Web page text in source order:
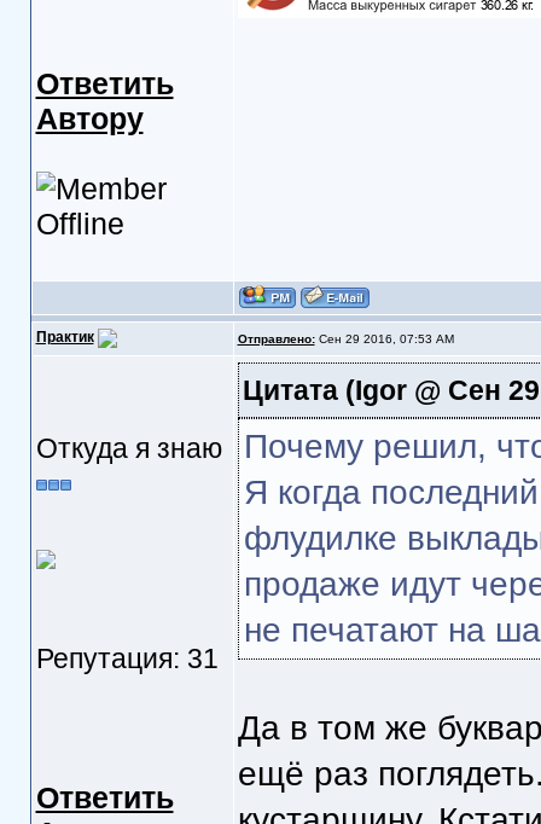
Ответить
Автору
Практик Отправлено:Сен 29 2016, 07:53 AM
Откуда я знаю
Репутация: 31
Ответить
Цитата(Igor @ Сен
Почему решил,
Я когда
флудилке
продаже идут
не печатают на
Да в том же
ещё раз